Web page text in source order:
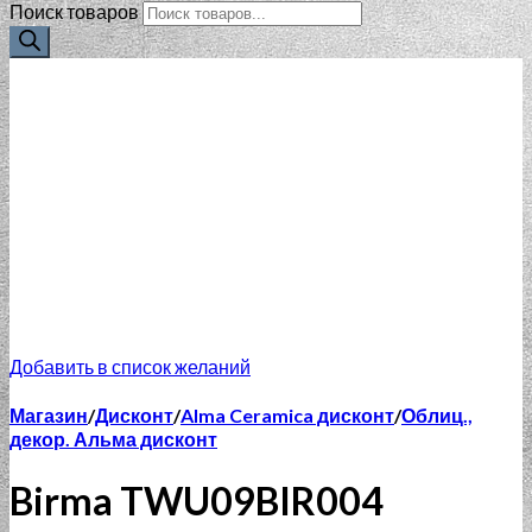
Поиск товаров
Добавить в список желаний
Магазин/Дисконт/Alma Ceramica дисконт/Облиц.,
декор. Альма дисконт
Birma TWU09BIR004